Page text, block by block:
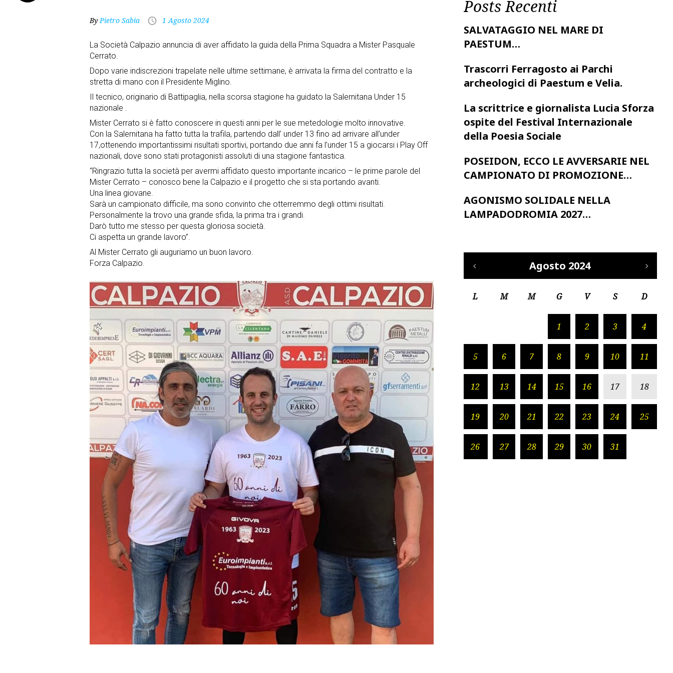
ByPietro Sabia 1 Agosto 2024
La Società Calpazio annuncia di aver affidato la guida della Prima Squadra a Mister Pasquale
Cerrato.
Dopo varie indiscrezioni trapelate nelle ultime settimane, è arrivata la firma del contratto e la
stretta di mano con il Presidente Miglino.
Il tecnico, originario di Battipaglia, nella scorsa stagione ha guidato la Salernitana Under 15
nazionale .
Mister Cerrato si è fatto conoscere in questi anni per le sue metedologie molto innovative.
Con la Salernitana ha fatto tutta la trafila, partendo dall’ under 13 fino ad arrivare all’under
17,ottenendo importantissimi risultati sportivi, portando due anni fa l’under 15 a giocarsi i Play Off
nazionali, dove sono stati protagonisti assoluti di una stagione fantastica.
“Ringrazio tutta la società per avermi affidato questo importante incarico – le prime parole del
Mister Cerrato – conosco bene la Calpazio e il progetto che si sta portando avanti.
Una linea giovane.
Sarà un campionato difficile, ma sono convinto che otterremmo degli ottimi risultati.
Personalmente la trovo una grande sfida, la prima tra i grandi.
Darò tutto me stesso per questa gloriosa società.
Ci aspetta un grande lavoro”.
Al Mister Cerrato gli auguriamo un buon lavoro.
Forza Calpazio.
Posts Recenti
SALVATAGGIO NEL MARE DI
PAESTUM…
Trascorri Ferragosto ai Parchi
archeologici di Paestum e Velia.
La scrittrice e giornalista Lucia Sforza
ospite del Festival Internazionale
della Poesia Sociale
POSEIDON, ECCO LE AVVERSARIE NEL
CAMPIONATO DI PROMOZIONE…
AGONISMO SOLIDALE NELLA
LAMPADODROMIA 2027…
Agosto 2024
L M M G V S D
1 2 3 4
5 6 7 8 9 10 11
12 13 14 15 16 17 18
19 20 21 22 23 24 25
26 27 28 29 30 31